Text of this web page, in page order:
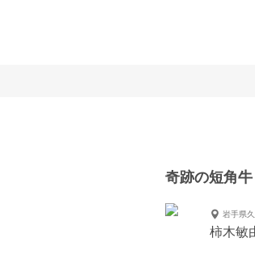
奇跡の短角
岩手県
柿木敏